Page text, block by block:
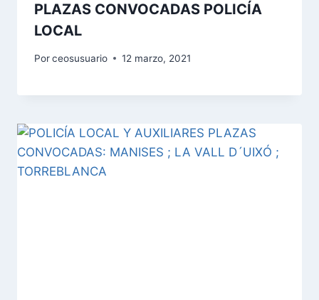
PLAZAS CONVOCADAS POLICÍA
LOCAL
Porceosusuario 12 marzo, 2021